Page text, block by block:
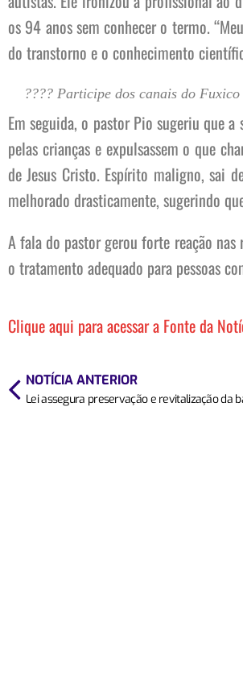
os 94 anos sem conhecer o termo.
do transtorno e o conhecimento
???? Participe dos canais do
Em seguida, o pastor Pio sugeriu que
pelas crianças e expulsassem o que
de Jesus Cristo. Espírito maligno, sai
melhorado drasticamente, sugerindo
A fala do pastor gerou forte reação
o tratamento adequado para pessoas
Clique aqui para acessar a Fonte da
NOTÍCIA ANTERIOR